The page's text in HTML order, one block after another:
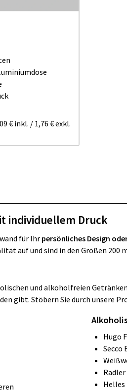
€ inkl. / 1,76 €exkl.
individuellem Druck
für Ihr persönliches Design
auf und sind in den Größen 200
und alkoholfreien
gibt. Stöbern Sie durch unsere
Hugo
Secco
Radler
Helles